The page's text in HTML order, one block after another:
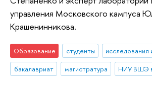
управления Московского кампуса
Крашенинникова.
Образование студенты
исследования
бакалавриат
магистратура НИУ ВШЭ